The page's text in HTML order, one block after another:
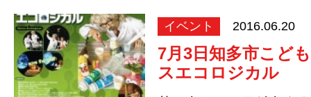
イベント 2016.06.20
7月3日知多市こど
スエコロジカル